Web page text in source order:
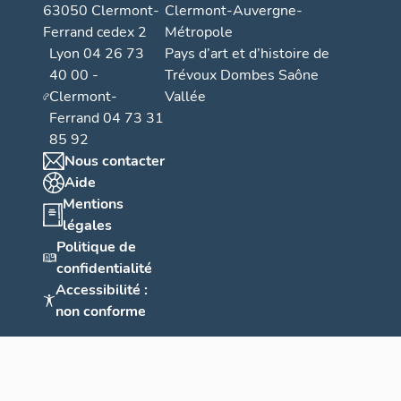
63050 Clermont-
Ferrand cedex 2
Lyon 04 26 73
40 00 -
Clermont-
Ferrand 04 73 31
85 92
Nous contacter
Aide
Mentions
légales
Politique de
confidentialité
Accessibilité :
non conforme
Clermont-Auvergne-
Métropole
Pays d’art et d’histoire de
Trévoux Dombes Saône
Vallée